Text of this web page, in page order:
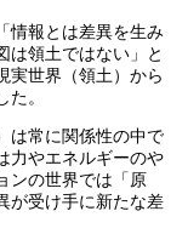
情報とは差異を生み
は領土ではない」と
実世界（領土）から
。
は常に関係性の中で
力やエネルギーのや
ンの世界では「原
が受け手に新たな差